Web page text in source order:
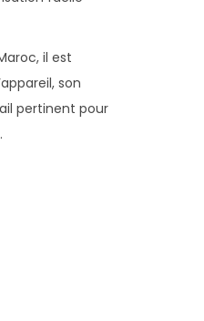
il est
son
pertinent pour